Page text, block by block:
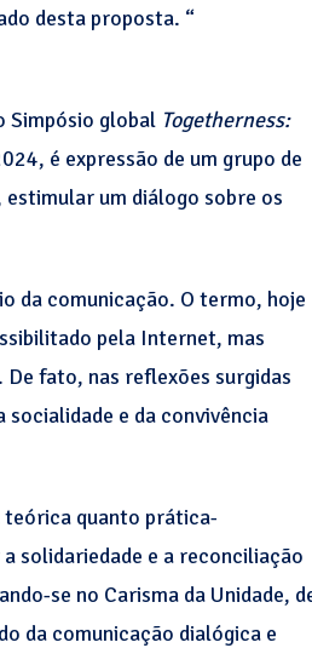
desta proposta. “
Simpósio global Togetherness:
é expressão de um grupo de
um diálogo sobre os
da comunicação. O termo, hoje
pela Internet, mas
fato, nas reflexões surgidas
socialidade e da convivência
teórica quanto prática-
solidariedade e a reconciliação
se no Carisma da Unidade,
da comunicação dialógica e